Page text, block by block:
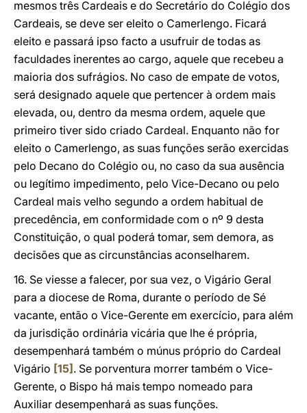
mesmos três Cardeais e do Secretário do Colégio dos
Cardeais, se deve ser eleito o Camerlengo. Ficará
eleito e passará ipso facto a usufruir de todas as
faculdades inerentes ao cargo, aquele que recebeu a
maioria dos sufrágios. No caso de empate de votos,
será designado aquele que pertencer à ordem mais
elevada, ou, dentro da mesma ordem, aquele que
primeiro tiver sido criado Cardeal. Enquanto não for
eleito o Camerlengo, as suas funções serão exercidas
pelo Decano do Colégio ou, no caso da sua ausência
ou legítimo impedimento, pelo Vice-Decano ou pelo
Cardeal mais velho segundo a ordem habitual de
precedência, em conformidade com o nº 9 desta
Constituição, o qual poderá tomar, sem demora, as
decisões que as circunstâncias aconselharem.
16. Se viesse a falecer, por sua vez, o Vigário Geral
para a diocese de Roma, durante o período de Sé
vacante, então o Vice-Gerente em exercício, para além
da jurisdição ordinária vicária que lhe é própria,
desempenhará também o múnus próprio do Cardeal
Vigário [15] . Se porventura morrer também o Vice-
Gerente, o Bispo há mais tempo nomeado para
Auxiliar desempenhará as suas funções.